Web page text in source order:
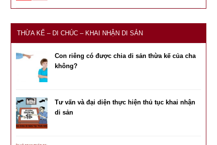
THỪA KẾ – DI CHÚC – KHAI NHẬN DI SẢN
Con riêng có được chia di sản thừa kế của cha
không?
Tư vấn và đại diện thực hiện thủ tục khai nhận
di sản